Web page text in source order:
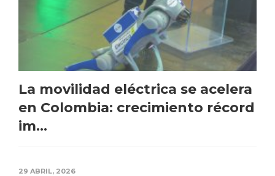
La movilidad eléctrica se acelera
en Colombia: crecimiento récord
im...
29 ABRIL, 2026